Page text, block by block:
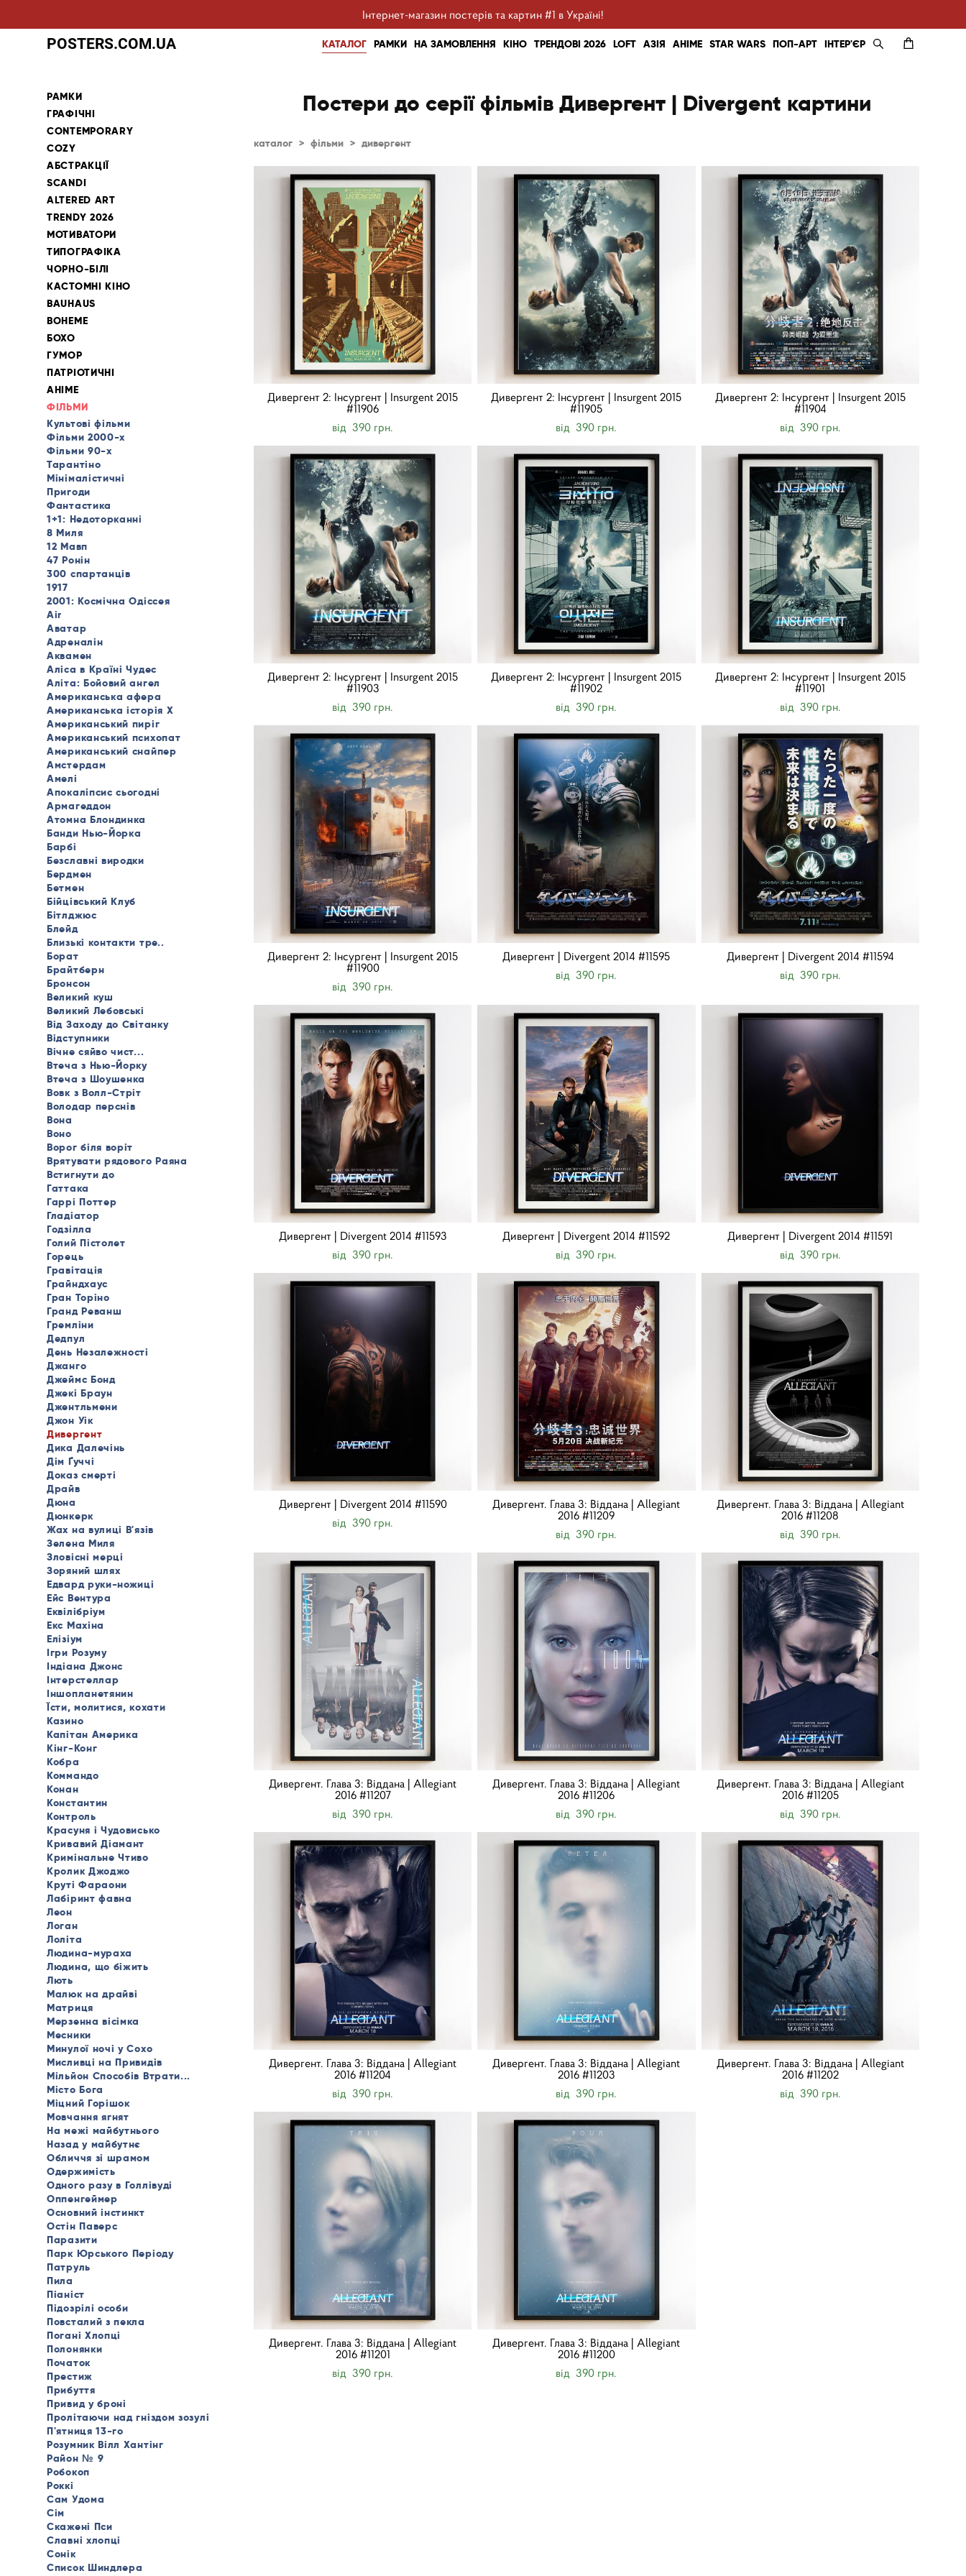
Інтернет-магазин постерів та картин #1 в Україні!
POSTERS.COM.UA КАТАЛОГ РАМКИ НА ЗАМОВЛЕННЯ КІНО ТРЕНДОВІ 2026 LOFT АЗІЯ АНІМЕ STAR WARS ПОП-АРТ ІНТЕР'ЄР
РАМКИ
ГРАФІЧНІ
CONTEMPORARY
COZY
АБСТРАКЦІЇ
SCANDI
ALTERED ART
TRENDY 2026
МОТИВАТОРИ
ТИПОГРАФІКА
ЧОРНО-БІЛІ
КАСТОМНІ КІНО
BAUHAUS
BOHEME
БОХО
ГУМОР
ПАТРІОТИЧНІ
АНІМЕ
ФІЛЬМИ
Культові фільми
Фільми 2000-х
Фільми 90-х
Тарантіно
Мінімалістичні
Пригоди
Фантастика
1+1: Недоторканні
8 Миля
12 Мавп
47 Ронін
300 спартанців
1917
2001: Космічна Одіссея
Air
Аватар
Адреналін
Аквамен
Аліса в Країні Чудес
Аліта: Бойовий ангел
Американська афера
Американська історія X
Американський пиріг
Американський психопат
Американський снайпер
Амстердам
Амелі
Апокаліпсис сьогодні
Армагеддон
Атомна Блондинка
Банди Нью-Йорка
Барбі
Безславні виродки
Бердмен
Бетмен
Бійцівський Клуб
Бітлджюс
Блейд
Близькі контакти тре..
Борат
Брайтберн
Бронсон
Великий куш
Великий Лебовські
Від Заходу до Світанку
Відступники
Вічне сяйво чист...
Втеча з Нью-Йорку
Втеча з Шоушенка
Вовк з Волл-Стріт
Володар перснів
Вона
Воно
Ворог біля воріт
Врятувати рядового Раяна
Встигнути до
Гаттака
Гаррі Поттер
Гладіатор
Годзілла
Голий Пістолет
Горець
Гравітація
Грайндхаус
Гран Торіно
Гранд Реванш
Гремліни
Дедпул
День Незалежності
Джанго
Джеймс Бонд
Джекі Браун
Джентльмени
Джон Уік
Дивергент
Дика Далечінь
Дім Ґуччі
Доказ смерті
Драйв
Дюна
Дюнкерк
Жах на вулиці В'язів
Зелена Миля
Зловісні мерці
Зоряний шлях
Едвард руки-ножиці
Ейс Вентура
Еквілібріум
Екс Махіна
Елізіум
Ігри Розуму
Індіана Джонс
Інтерстеллар
Іншопланетянин
Їсти, молитися, кохати
Казино
Капітан Америка
Кінг-Конг
Кобра
Коммандо
Конан
Константин
Контроль
Красуня і Чудовисько
Кривавий Діамант
Кримінальне Чтиво
Кролик Джоджо
Круті Фараони
Лабіринт фавна
Леон
Логан
Лоліта
Людина-мураха
Людина, що біжить
Лють
Малюк на драйві
Матриця
Мерзенна вісімка
Месники
Минулої ночі у Сохо
Мисливці на Привидів
Мільйон Способів Втрати...
Місто Бога
Міцний Горішок
Мовчання ягнят
На межі майбутнього
Назад у майбутнє
Обличчя зі шрамом
Одержимість
Одного разу в Голлівуді
Оппенгеймер
Основний інстинкт
Остін Паверс
Паразити
Парк Юрського Періоду
Патруль
Пила
Піаніст
Підозрілі особи
Повсталий з пекла
Погані Хлопці
Полонянки
Початок
Престиж
Прибуття
Привид у броні
Пролітаючи над гніздом зозулі
П'ятниця 13-го
Розумник Вілл Хантінг
Район № 9
Робокоп
Роккі
Сам Удома
Сім
Скажені Пси
Славні хлопці
Сонік
Список Шиндлера
Постери до серії фільмів Дивергент | Divergent картини
каталог > фільми > дивергент
Дивергент 2: Інсургент | Insurgent 2015
#11906
від 390 грн.
Дивергент 2: Інсургент | Insurgent 2015
#11905
від 390 грн.
Дивергент 2: Інсургент | Insurgent 2015
#11904
від 390 грн.
Дивергент 2: Інсургент | Insurgent 2015
#11903
від 390 грн.
Дивергент 2: Інсургент | Insurgent 2015
#11902
від 390 грн.
Дивергент 2: Інсургент | Insurgent 2015
#11901
від 390 грн.
Дивергент 2: Інсургент | Insurgent 2015
#11900
від 390 грн.
Дивергент | Divergent 2014 #11595
від 390 грн.
Дивергент | Divergent 2014 #11594
від 390 грн.
Дивергент | Divergent 2014 #11593
від 390 грн.
Дивергент | Divergent 2014 #11592
від 390 грн.
Дивергент | Divergent 2014 #11591
від 390 грн.
Дивергент | Divergent 2014 #11590
від 390 грн.
Дивергент. Глава 3: Віддана | Allegiant
2016 #11209
від 390 грн.
Дивергент. Глава 3: Віддана | Allegiant
2016 #11208
від 390 грн.
Дивергент. Глава 3: Віддана | Allegiant
2016 #11207
від 390 грн.
Дивергент. Глава 3: Віддана | Allegiant
2016 #11206
від 390 грн.
Дивергент. Глава 3: Віддана | Allegiant
2016 #11205
від 390 грн.
Дивергент. Глава 3: Віддана | Allegiant
2016 #11204
від 390 грн.
Дивергент. Глава 3: Віддана | Allegiant
2016 #11203
від 390 грн.
Дивергент. Глава 3: Віддана | Allegiant
2016 #11202
від 390 грн.
Дивергент. Глава 3: Віддана | Allegiant
2016 #11201
від 390 грн.
Дивергент. Глава 3: Віддана | Allegiant
2016 #11200
від 390 грн.